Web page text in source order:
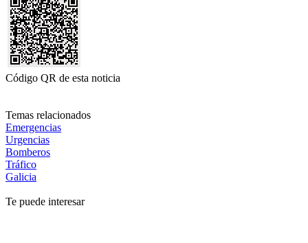
Código QR de esta noticia
Temas relacionados
Emergencias
Urgencias
Bomberos
Tráfico
Galicia
Te puede interesar